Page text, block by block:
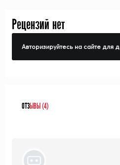
Рецензий нет
Авторизируйтесь на сайте для
ОТЗЫВЫ (4)